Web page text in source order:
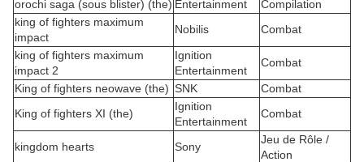
orochi saga (sous blister) (the) Entertainment
Compilation
king of fighters maximum
impact
Nobilis
Combat
king of fighters maximum
impact 2
Ignition
Entertainment
Combat
King of fighters neowave (the) SNK
Combat
King of fighters XI (the)
Ignition
Entertainment
Combat
kingdom hearts Sony
Jeu de Rôle /
Action